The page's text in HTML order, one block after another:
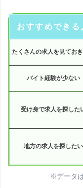
おすすめできる
たくさんの求人を見てお
バイト経験が少ない
受け身で求人を探した
地方の求人を探したい
※データ